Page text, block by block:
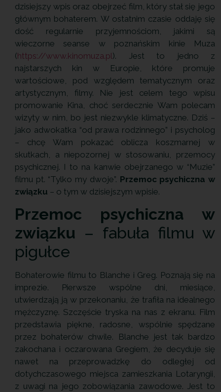
dzisiejszy wpis oraz obejrzeć film, który stał się jego
głównym bohaterem. W ostatnim czasie oddaję się
dość regularnie przyjemnościom, jakimi są
wieczorne seanse w poznańskim kinie Muza
(https://www.kinomuza.pl). Jest to jedno z
najstarszych kin w Europie, które promuje
wartościowe, pod względem tematycznym oraz
artystycznym, filmy. Nie jest celem tego wpisu
promowanie Kina, choć serdecznie Wam polecam
wizyty w nim, bo jest niezwykle klimatyczne. Dziś –
jako adwokatka “od prawa rodzinnego” i psycholog
– chcę Wam pokazać oblicza koszmarnej w
skutkach, a niepozornej w stosowaniu, przemocy
psychicznej. I to na kanwie obejrzanego w “Muzie”
filmu pt. “Tylko my dwoje”. Przemoc psychiczna w
związku – o tym w dzisiejszym wpisie.
Przemoc psychiczna w
związku – fabuła filmu w
pigułce
Bohaterowie filmu to Blanche i Greg. Poznają się na
imprezie. Pierwsze wspólne dni, miesiące,
utwierdzają ją w przekonaniu, że trafiła na idealnego
mężczyznę. Szczęście tryska na nas z ekranu. Film
przedstawia piękne, radosne, wspólnie spędzane
przez bohaterów chwile. Blanche jest tak bardzo
zakochana i oczarowana Gregiem, że decyduje się
nawet na przeprowadzkę do odległej od
dotychczasowego miejsca zamieszkania Lotaryngii,
z uwagi na jego zobowiązania zawodowe. Jest to